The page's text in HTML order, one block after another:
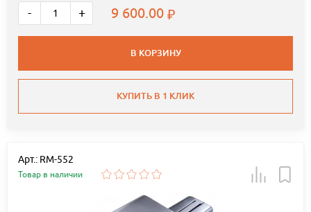
- + 9 600.00
В КОРЗИНУ
КУПИТЬ В 1 КЛИК
Арт.: RM-552
Товар в наличии